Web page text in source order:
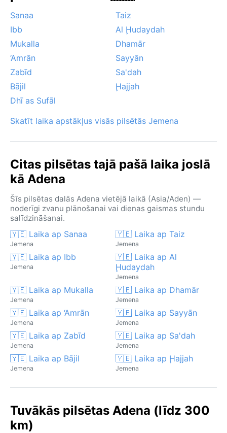
fenomens: stipras putekļu vētras pavasarī un vasaras
sākumā, kas var samazināt redzamību un padarīt
gaisu smagu. Kopumā Adenas klimats ir izaicinošs,
taču vēstures baudīšanai ir piemērotākais laiks
ziemas mēnešos.
Sanaa
Taiz
Ibb
Al Ḩudaydah
Mukalla
Dhamār
‘Amrān
Sayyān
Zabīd
Sa'dah
Bājil
Ḩajjah
Dhī as Sufāl
Skatīt laika apstākļus visās pilsētās Jemena
Citas pilsētas tajā pašā laika joslā
kā Adena
Šīs pilsētas dalās Adena vietējā laikā (Asia/Aden) —
noderīgi zvanu plānošanai vai dienas gaismas stundu
salīdzināšanai.
🇾🇪 Laika ap Sanaa
Jemena
🇾🇪 Laika ap Taiz
Jemena
🇾🇪 Laika ap Ibb
Jemena
🇾🇪 Laika ap Al
Ḩudaydah
Jemena
🇾🇪 Laika ap Mukalla
Jemena
🇾🇪 Laika ap Dhamār
Jemena
🇾🇪 Laika ap ‘Amrān
Jemena
🇾🇪 Laika ap Sayyān
Jemena
🇾🇪 Laika ap Zabīd
Jemena
🇾🇪 Laika ap Sa'dah
Jemena
🇾🇪 Laika ap Bājil
Jemena
🇾🇪 Laika ap Ḩajjah
Jemena
Tuvākās pilsētas Adena (līdz 300
km)